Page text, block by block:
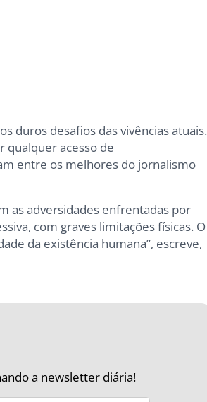
duros desafios das vivências atuais.
qualquer acesso de
entre os melhores do jornalismo
as adversidades enfrentadas por
com graves limitações físicas. O
da existência humana”, escreve,
a newsletter diária!